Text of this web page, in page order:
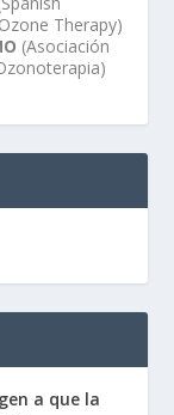
Therapy)
(Asociación
a que la